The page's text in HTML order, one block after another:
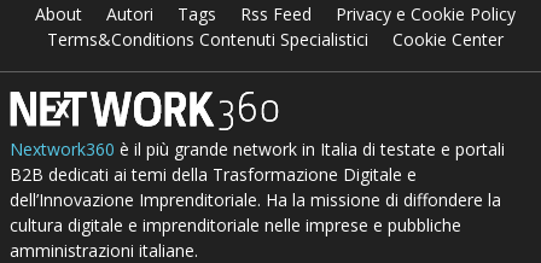
About Autori Tags Rss Feed
Privacy e Cookie Policy
Terms&Conditions Contenuti Specialistici
Cookie Center
Nextwork360 è il più grande network in Italia di testate e portali
B2B dedicati ai temi della Trasformazione Digitale e
dell’Innovazione Imprenditoriale. Ha la missione di diffondere la
cultura digitale e imprenditoriale nelle imprese e pubbliche
amministrazioni italiane.